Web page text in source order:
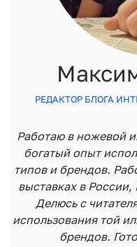
РЕДАКТОР БЛОГА
Работаю в ножевой
богатый опыт
типов и брендов.
выставках в
Делюсь с
использования той
брендов.